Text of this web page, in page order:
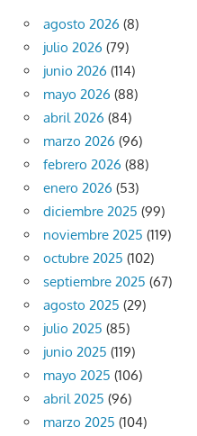
agosto 2026 (8)
julio 2026 (79)
junio 2026 (114)
mayo 2026 (88)
abril 2026 (84)
marzo 2026 (96)
febrero 2026 (88)
enero 2026 (53)
diciembre 2025 (99)
noviembre 2025 (119)
octubre 2025 (102)
septiembre 2025 (67)
agosto 2025 (29)
julio 2025 (85)
junio 2025 (119)
mayo 2025 (106)
abril 2025 (96)
marzo 2025 (104)